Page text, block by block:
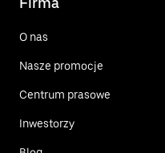
O nas
Nasze promocje
Centrum prasowe
Inwestorzy